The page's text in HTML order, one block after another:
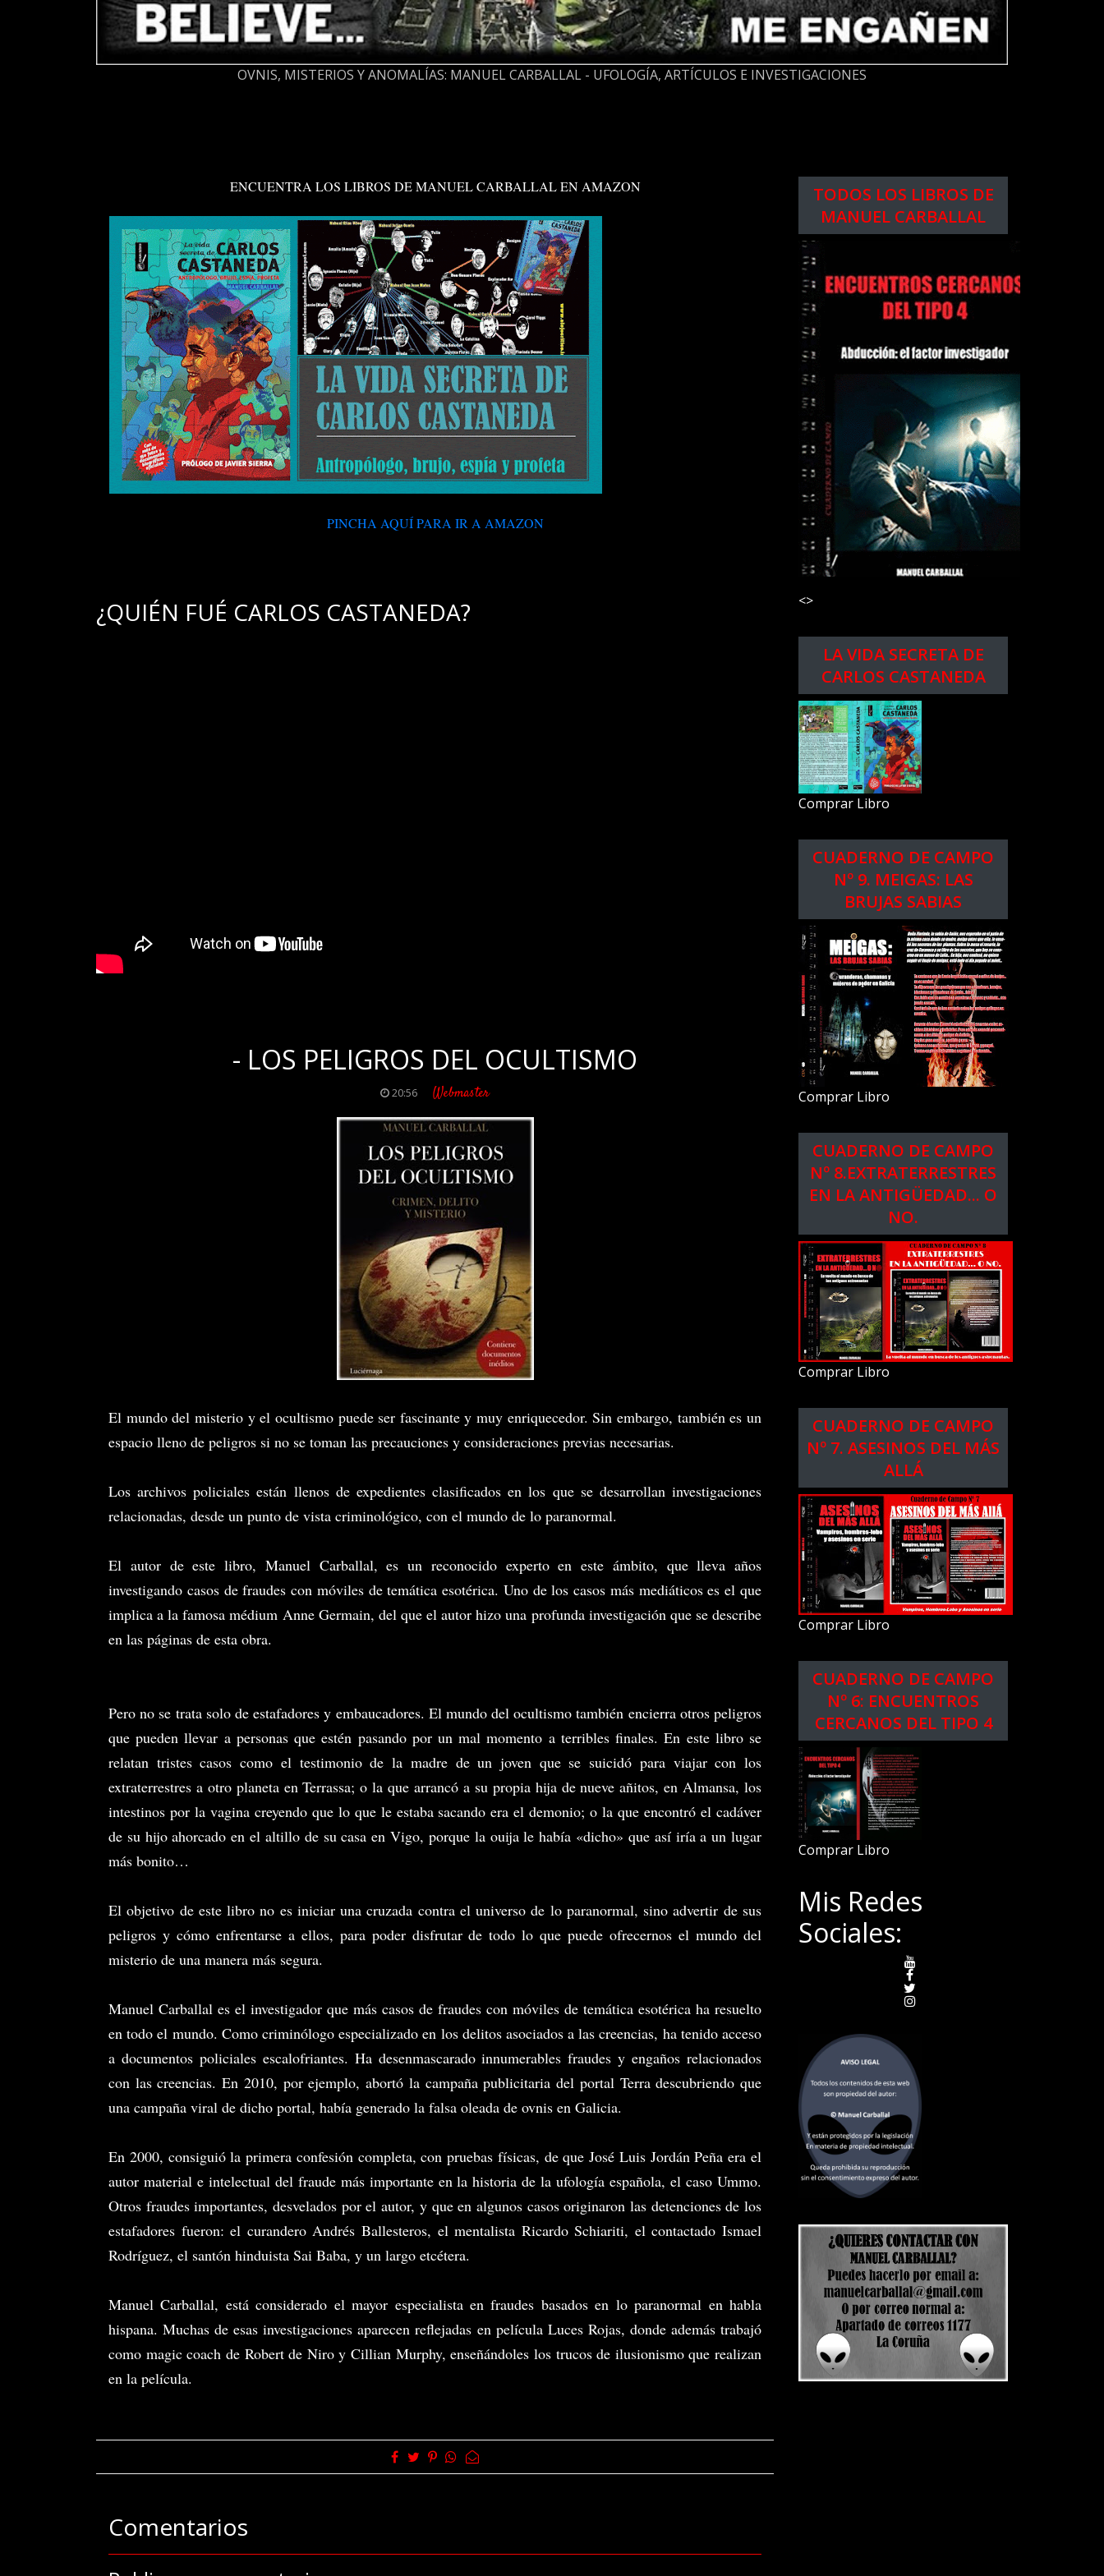
OVNIS, MISTERIOS Y ANOMALÍAS: MANUEL CARBALLAL - UFOLOGÍA, ARTÍCULOS E INVESTIGACIONES
ENCUENTRA LOS LIBROS DE MANUEL CARBALLAL EN AMAZON
PINCHA AQUÍ PARA IR A AMAZON
¿QUIÉN FUÉ CARLOS CASTANEDA?
- LOS PELIGROS DEL OCULTISMO
20:56 Webmaster
El mundo del misterio y el ocultismo puede ser fascinante y muy enriquecedor. Sin embargo, también es un
espacio lleno de peligros si no se toman las precauciones y consideraciones previas necesarias.
Los archivos policiales están llenos de expedientes clasificados en los que se desarrollan investigaciones
relacionadas, desde un punto de vista criminológico, con el mundo de lo paranormal.
El autor de este libro, Manuel Carballal, es un reconocido experto en este ámbito, que lleva años
investigando casos de fraudes con móviles de temática esotérica. Uno de los casos más mediáticos es el que
implica a la famosa médium Anne Germain, del que el autor hizo una profunda investigación que se describe
en las páginas de esta obra.
Pero no se trata solo de estafadores y embaucadores. El mundo del ocultismo también encierra otros peligros
que pueden llevar a personas que estén pasando por un mal momento a terribles finales. En este libro se
relatan tristes casos como el testimonio de la madre de un joven que se suicidó para viajar con los
extraterrestres a otro planeta en Terrassa; o la que arrancó a su propia hija de nueve añitos, en Almansa, los
intestinos por la vagina creyendo que lo que le estaba sacando era el demonio; o la que encontró el cadáver
de su hijo ahorcado en el altillo de su casa en Vigo, porque la ouija le había «dicho» que así iría a un lugar
más bonito…
El objetivo de este libro no es iniciar una cruzada contra el universo de lo paranormal, sino advertir de sus
peligros y cómo enfrentarse a ellos, para poder disfrutar de todo lo que puede ofrecernos el mundo del
misterio de una manera más segura.
Manuel Carballal es el investigador que más casos de fraudes con móviles de temática esotérica ha resuelto
en todo el mundo. Como criminólogo especializado en los delitos asociados a las creencias, ha tenido acceso
a documentos policiales escalofriantes. Ha desenmascarado innumerables fraudes y engaños relacionados
con las creencias. En 2010, por ejemplo, abortó la campaña publicitaria del portal Terra descubriendo que
una campaña viral de dicho portal, había generado la falsa oleada de ovnis en Galicia.
En 2000, consiguió la primera confesión completa, con pruebas físicas, de que José Luis Jordán Peña era el
autor material e intelectual del fraude más importante en la historia de la ufología española, el caso Ummo.
Otros fraudes importantes, desvelados por el autor, y que en algunos casos originaron las detenciones de los
estafadores fueron: el curandero Andrés Ballesteros, el mentalista Ricardo Schiariti, el contactado Ismael
Rodríguez, el santón hinduista Sai Baba, y un largo etcétera.
Manuel Carballal, está considerado el mayor especialista en fraudes basados en lo paranormal en habla
hispana. Muchas de esas investigaciones aparecen reflejadas en película Luces Rojas, donde además trabajó
como magic coach de Robert de Niro y Cillian Murphy, enseñándoles los trucos de ilusionismo que realizan
en la película.
Comentarios
TODOS LOS LIBROS DE
MANUEL CARBALLAL
<>
LA VIDA SECRETA DE
CARLOS CASTANEDA
Comprar Libro
CUADERNO DE CAMPO
Nº 9. MEIGAS: LAS
BRUJAS SABIAS
Comprar Libro
CUADERNO DE CAMPO
Nº 8.EXTRATERRESTRES
EN LA ANTIGÜEDAD... O
NO.
Comprar Libro
CUADERNO DE CAMPO
Nº 7. ASESINOS DEL MÁS
ALLÁ
Comprar Libro
CUADERNO DE CAMPO
Nº 6: ENCUENTROS
CERCANOS DEL TIPO 4
Comprar Libro
Mis Redes
Sociales: